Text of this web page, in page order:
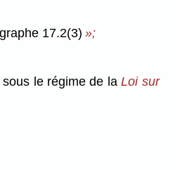
17.2(3) »;
sous le régime de laLoi sur